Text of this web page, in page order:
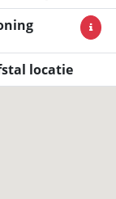
locatie